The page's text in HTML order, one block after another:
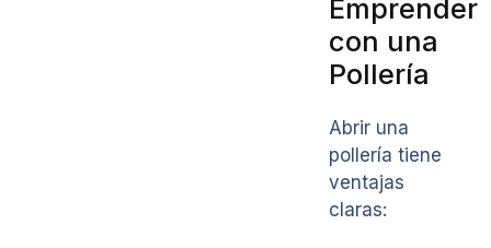
Emprender
con una
Pollería
Abrir una
pollería tiene
ventajas
claras: